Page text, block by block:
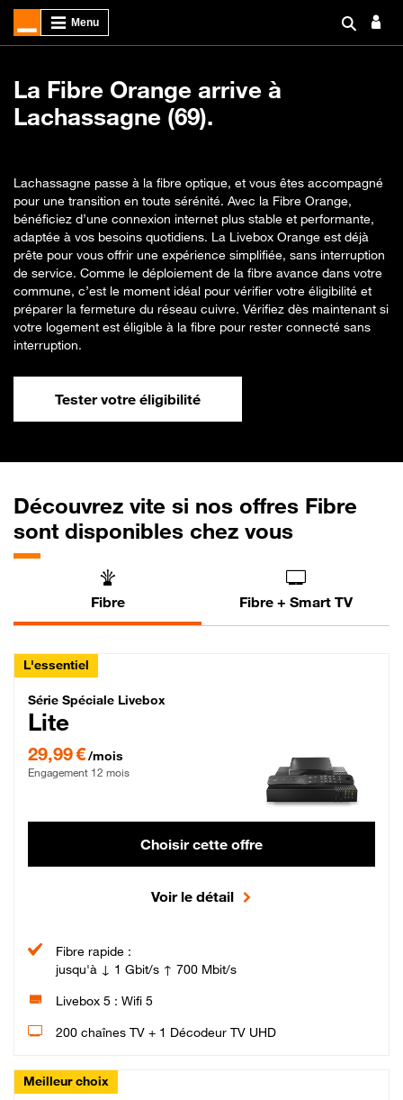
La Fibre Orange arrive à
Lachassagne (69).
Lachassagne passe à la fibre optique, et vous êtes accompagné
pour une transition en toute sérénité. Avec la Fibre Orange,
bénéficiez d’une connexion internet plus stable et performante,
adaptée à vos besoins quotidiens. La Livebox Orange est déjà
prête pour vous offrir une expérience simplifiée, sans interruption
de service. Comme le déploiement de la fibre avance dans votre
commune, c’est le moment idéal pour vérifier votre éligibilité et
préparer la fermeture du réseau cuivre. Vérifiez dès maintenant si
votre logement est éligible à la fibre pour rester connecté sans
interruption.
Tester votre éligibilité
Découvrez vite si nos offres Fibre
sont disponibles chez vous
Fibre Fibre + Smart TV
L'essentiel
Série Spéciale Livebox Lite Fibre
Série Spéciale Livebox
Lite
29,99 €/mois
Engagement 12 mois
Choisir cette offre
Voir le détail
Fibre rapide :
jusqu'à ↓ 1 Gbit/s ↑ 700 Mbit/s
Livebox 5 : Wifi 5
200 chaînes TV + 1 Décodeur TV UHD
Meilleur choix